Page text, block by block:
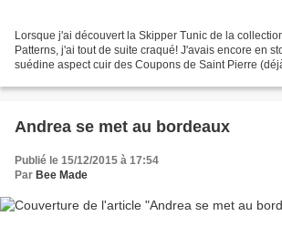
Lorsque j'ai découvert la Skipper Tunic de la
Patterns, j'ai tout de suite craqué! J'avais encore en
suédine aspect cuir des Coupons de Saint Pierre
Andrea se met au bordeaux
Publié le 15/12/2015 à 17:54
Par Bee Made